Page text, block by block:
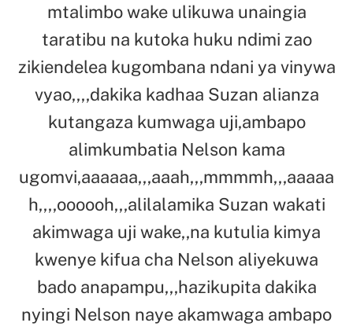
mtalimbo wake ulikuwa unaingia
taratibu na kutoka huku ndimi zao
zikiendelea kugombana ndani ya vinywa
vyao,,,,dakika kadhaa Suzan alianza
kutangaza kumwaga uji,ambapo
alimkumbatia Nelson kama
ugomvi,aaaaaa,,,aaah,,,mmmmh,,,aaaaa
h,,,,oooooh,,,alilalamika Suzan wakati
akimwaga uji wake,,na kutulia kimya
kwenye kifua cha Nelson aliyekuwa
bado anapampu,,,hazikupita dakika
nyingi Nelson naye akamwaga ambapo